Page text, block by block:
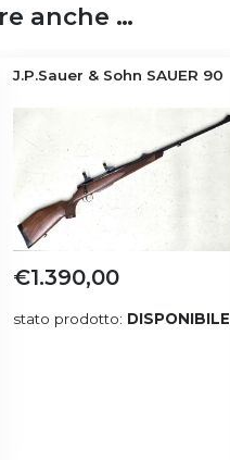
anche …
J.P.Sauer & Sohn SAUER 90
€1.390,00
stato prodotto: DISPONIBILE